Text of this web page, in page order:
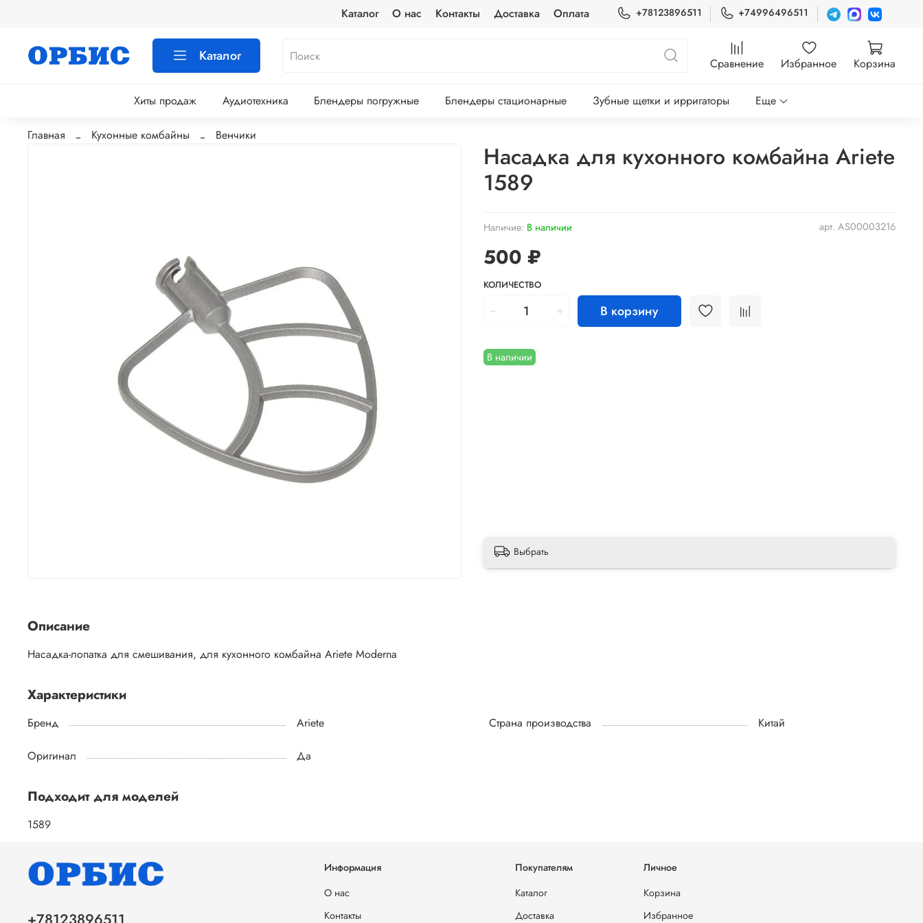
Каталог О нас Контакты Доставка Оплата +78123896511 +74996496511
Каталог Сравнение Избранное Корзина
Хиты продаж Аудиотехника Блендеры погружные Блендеры стационарные Зубные щетки и ирригаторы Еще
Главная Кухонные комбайны Венчики
арт. AS00003216
Наличие: В наличии
В наличии
Насадка для кухонного комбайна Ariete
1589
500 ₽
КОЛИЧЕСТВО
В корзину
Выбрать
Описание
Насадка-лопатка для смешивания, для кухонного комбайна Ariete Moderna
Характеристики
Бренд Ariete Страна производства Китай
Оригинал Да
Подходит для моделей
1589
Информация
О нас
Контакты
Покупателям
Каталог
Доставка
Личное
Корзина
Избранное